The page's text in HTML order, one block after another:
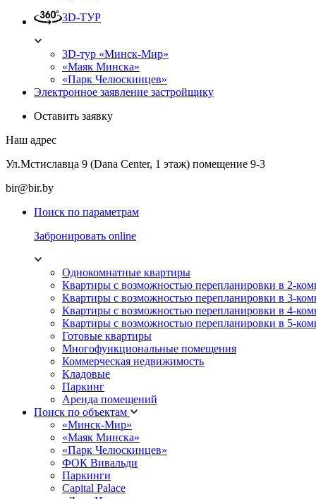
3D-ТУР
3D-тур «Минск-Мир»
«Маяк Минска»
«Парк Челюскинцев»
Электронное заявление застройщику
Оставить заявку
Наш адрес
Ул.Мстиславца 9 (Dana Center, 1 этаж) помещение 9-3
bir@bir.by
Поиск по параметрам
Забронировать online
Однокомнатные квартиры
Квартиры с возможностью перепланировки в 2-
Квартиры с возможностью перепланировки в 3-
Квартиры с возможностью перепланировки в 4-
Квартиры с возможностью перепланировки в 5-
Готовые квартиры
Многофункциональные помещения
Коммерческая недвижимость
Кладовые
Паркинг
Аренда помещений
Поиск по объектам
«Минск-Мир»
«Маяк Минска»
«Парк Челюскинцев»
ФОК Вивальди
Паркинги
Capital Palace